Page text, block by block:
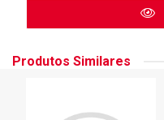
Produtos Similares